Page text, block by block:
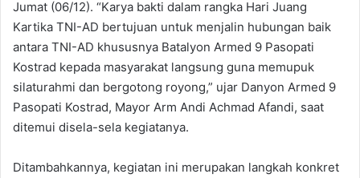
Jumat (06/12). “Karya bakti dalam rangka Hari Juang
Kartika TNI-AD bertujuan untuk menjalin hubungan baik
antara TNI-AD khususnya Batalyon Armed 9 Pasopati
Kostrad kepada masyarakat langsung guna memupuk
silaturahmi dan bergotong royong,” ujar Danyon Armed 9
Pasopati Kostrad, Mayor Arm Andi Achmad Afandi, saat
ditemui disela-sela kegiatanya.
Ditambahkannya, kegiatan ini merupakan langkah konkret